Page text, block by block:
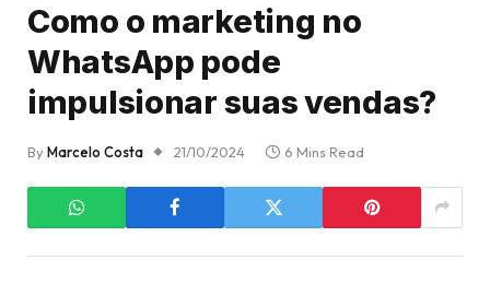
Como o marketing no
WhatsApp pode
impulsionar suas vendas?
ByMarcelo Costa 21/10/2024 6 Mins Read